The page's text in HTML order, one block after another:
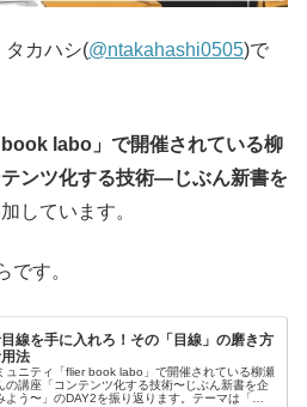
タカハシ(@ntakahashi0505)で
labo」で開催されている柳
ンツ化する技術―じぶん新書を
しています。
です。
線を手に入れろ！その「目線」の磨き方
法
ュニティ「flier book labo」で開催されている柳瀬
の講座「コンテンツ化する技術〜じぶん新書を企
よう〜」のDAY2を振り返ります。テーマは「編